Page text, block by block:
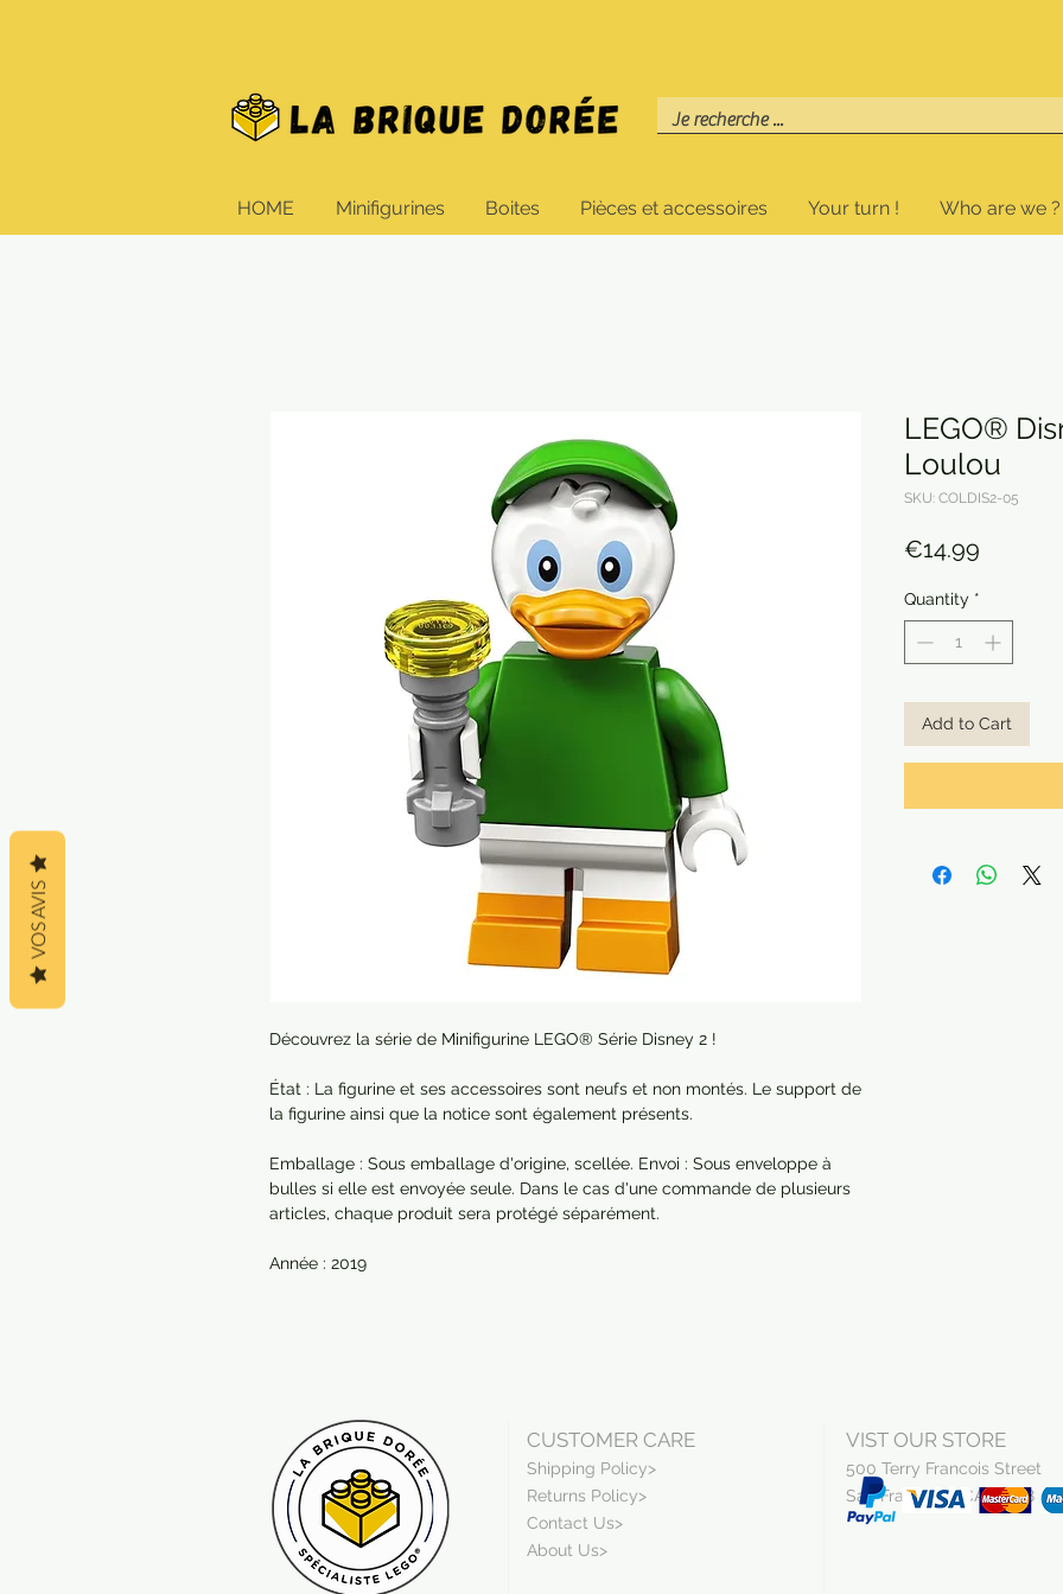
HOME Minifigurines Boites Pièces et accessoires Your turn ! Who are we ?
Découvrez la série de Minifigurine LEGO® Série Disney 2 !
État : La figurine et ses accessoires sont neufs et non montés. Le support de
la figurine ainsi que la notice sont également présents.
Emballage : Sous emballage d'origine, scellée. Envoi : Sous enveloppe à
bulles si elle est envoyée seule. Dans le cas d'une commande de plusieurs
articles, chaque produit sera protégé séparément.
Année : 2019
LEGO®
Loulou
SKU: COLDIS2-05
€14.99
Quantity *
Add to Cart
CUSTOMER CARE
Shipping Policy>
Returns Policy>
Contact Us>
About Us>
VIST OUR STORE
500 Terry Francois Street
San Francisco, CA 94158
VOS AVIS